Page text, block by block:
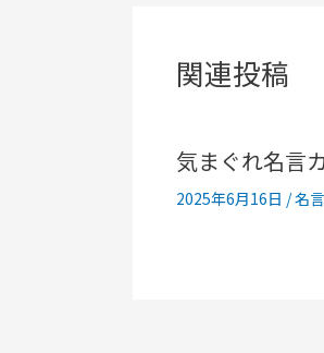
関連投稿
気まぐれ名言
2025年6月16日 /名